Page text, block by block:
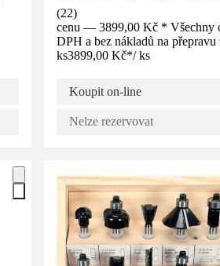
(22)
cenu — 3899,00 Kč * Všechny
DPH a bez nákladů na přepravu
ks3899,00 Kč*/ ks
Koupit on-line
Nelze rezervovat